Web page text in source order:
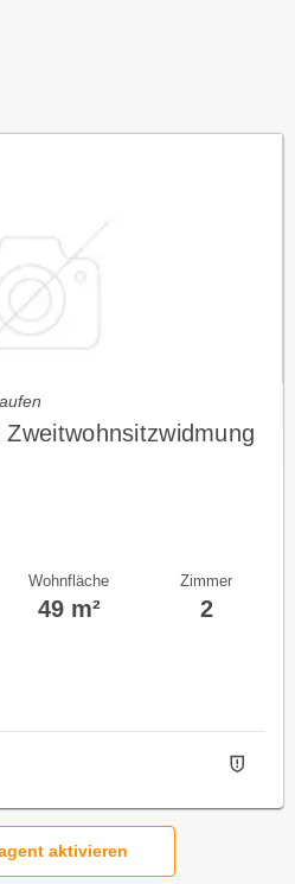
Wohnfläche
49 m²
Zimmer
2
aktivieren